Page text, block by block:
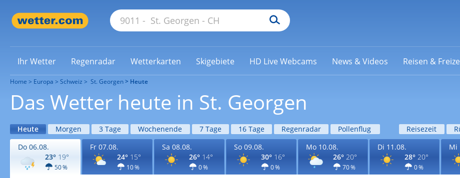
Ihr Wetter Regenradar Wetterkarten Skigebiete HD Live Webcams News & Videos Reisen &
Home Europa Schweiz St. Georgen Heute
Das Wetter heute in St. Georgen
Heute Morgen 3 Tage Wochenende 7 Tage 16 Tage Regenradar Pollenflug Reisezeit
Do 06.08.
23° 19°
50 %
Fr 07.08.
24° 15°
10 %
Sa 08.08.
26° 14°
0 %
So 09.08.
30° 16°
0 %
Mo 10.08.
26° 20°
70 %
Di 11.08.
28° 20°
0 %
Mi